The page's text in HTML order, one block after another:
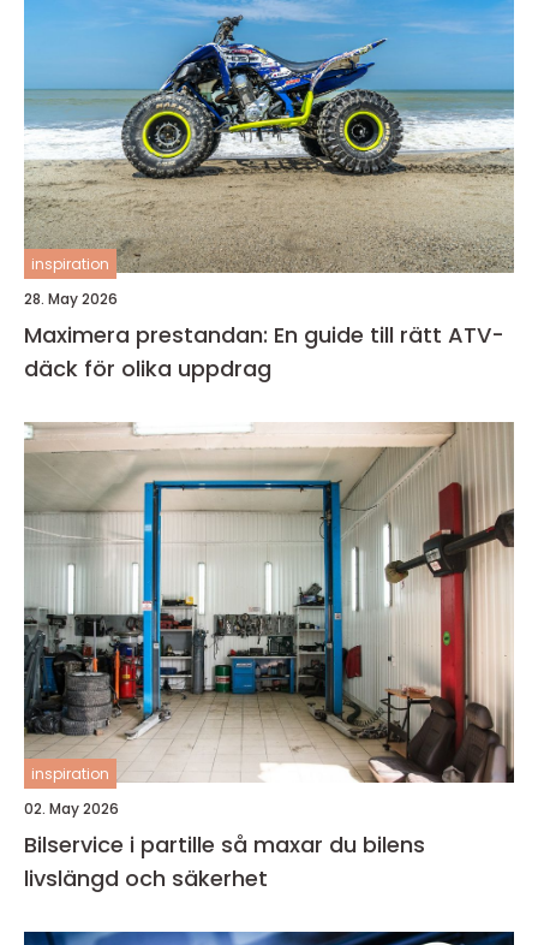
inspiration
28. May 2026
Maximera prestandan: En guide till rätt ATV-
däck för olika uppdrag
inspiration
02. May 2026
Bilservice i partille så maxar du bilens
livslängd och säkerhet